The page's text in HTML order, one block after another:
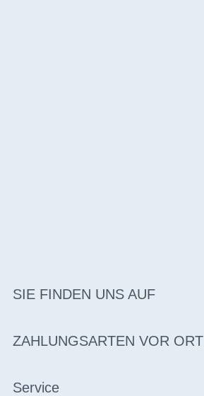
SIE FINDEN UNS AUF
ZAHLUNGSARTEN VOR ORT
Service